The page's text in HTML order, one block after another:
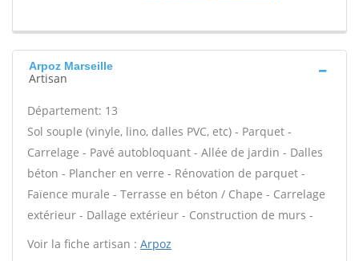
Arpoz Marseille
Artisan
Département: 13
Sol souple (vinyle, lino, dalles PVC, etc) - Parquet -
Carrelage - Pavé autobloquant - Allée de jardin - Dalles
béton - Plancher en verre - Rénovation de parquet -
Faïence murale - Terrasse en béton / Chape - Carrelage
extérieur - Dallage extérieur - Construction de murs -
Voir la fiche artisan : Arpoz